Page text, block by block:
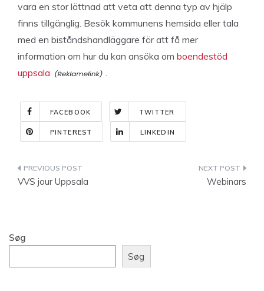
vara en stor lättnad att veta att denna typ av hjälp
finns tillgänglig. Besök kommunens hemsida eller tala
med en biståndshandläggare för att få mer
information om hur du kan ansöka om boendestöd
uppsala
.
FACEBOOK TWITTER
PINTEREST LINKEDIN
Indlægsnavigation
VVS jour Uppsala Webinars
Søg
Søg